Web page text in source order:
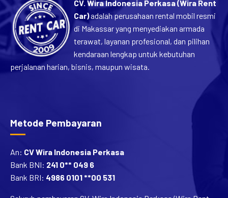
Car)adalah perusahaan rental mobil resmi
di Makassar yang menyediakan armada
terawat, layanan profesional, dan pilihan
kendaraan lengkap untuk kebutuhan
perjalanan harian, bisnis, maupun wisata.
Bank BNI:241 0** 049 6
Bank BRI: 4986 0101 **00 531
Seluruh pembayaran CV. Wira Indonesia Perkasa (Wira Rent